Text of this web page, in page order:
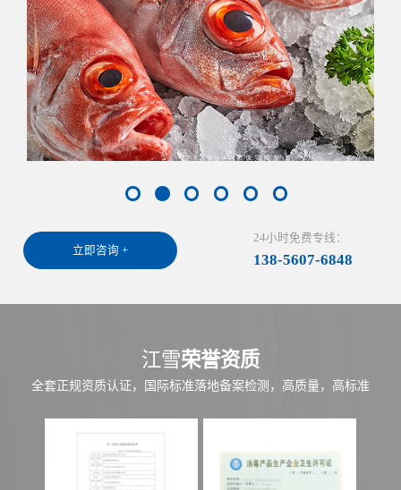
立即咨询 +
24小时免费专线：
138-5607-6848
江雪荣誉资质
全套正规资质认证，国际标准落地备案检测，高质量，高标准